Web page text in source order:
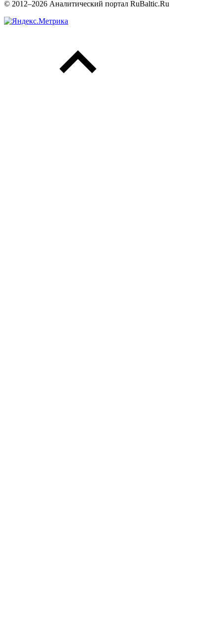
© 2012–2026 Аналитический портал RuBaltic.Ru